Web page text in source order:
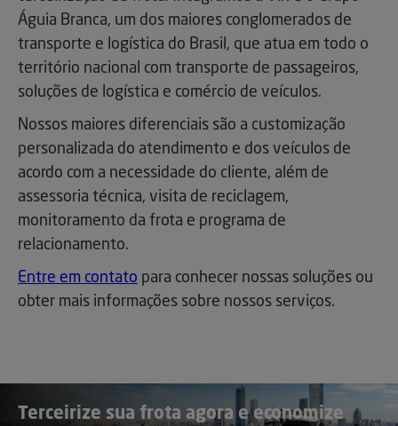
Águia Branca, um dos maiores conglomerados de
transporte e logística do Brasil, que atua em todo o
território nacional com transporte de passageiros,
soluções de logística e comércio de veículos.
Nossos maiores diferenciais são a customização
personalizada do atendimento e dos veículos de
acordo com a necessidade do cliente, além de
assessoria técnica, visita de reciclagem,
monitoramento da frota e programa de
relacionamento.
Entre em contato para conhecer nossas soluções ou
obter mais informações sobre nossos serviços.
Terceirize sua frota agora e economize